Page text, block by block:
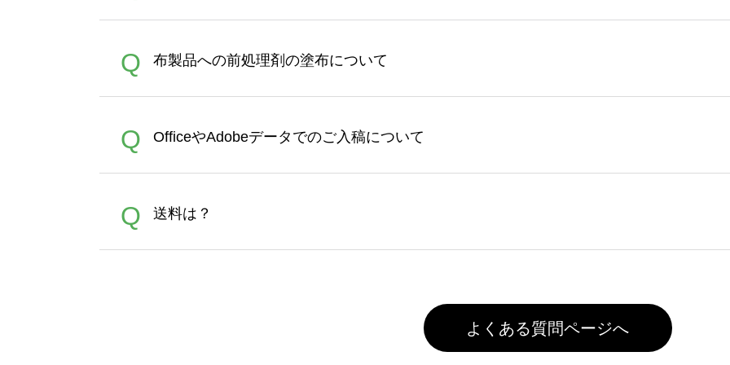
A
ポイントとして付与され、次回ご注文時に1ポイント＝1円としてお使いいただけます。ポイ
文時からご利用頂けます。ポイントの有効期限は一年間です。【会員ランク】過去10カ月の
れば、ランクにカウントがされません。
Q 布製品への前処理剤の塗布について
A
イト以外）のプリントは、濃色インクジェット印刷といって、プリントを定着させるための
品をお届けするため、処理剤は塗布されたままの状態で出荷を行っております。処理剤自体
文に関わらず、前処理剤が残った状態でお届けとなる場合がございます。※2 濃色は淡色に
Q OfficeやAdobeデータでのご入稿について
A
Adobeデータ(AI,PSD)で保存して頂き、デザインツール上にアップロードをお願い致します。
Q 送料は？
よくある質問ページへ